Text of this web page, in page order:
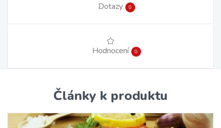
Dotazy 0
Hodnocení 0
Články k produktu